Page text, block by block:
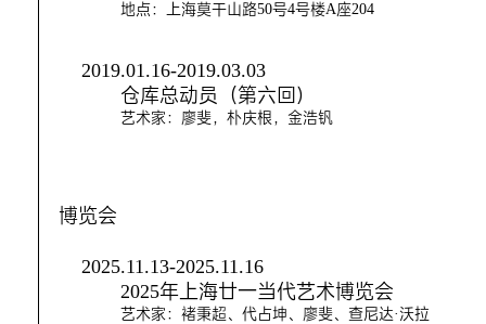
地点：上海莫干山路50号4号楼A座204
2019.01.16-2019.03.03
仓库总动员（第六回）
艺术家：廖斐，朴庆根，金浩钒
博览会
2025.11.13-2025.11.16
2025年上海廿一当代艺术博览会
艺术家：褚秉超、代占坤、廖斐、查尼达·沃拉